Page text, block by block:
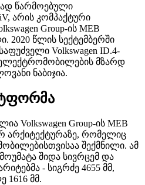
წარმოებული
არის კომპაქტური
Group-ის MEB
2020 წლის სექტემბერში
Volkswagen ID.4-
ელექტრომობილების მზარდ
ნაბიჯია.
Volkswagen Group-ის MEB
რომელიც
შექმნილი. ამ
შიდა სივრცემ და
- სიგრძე 4655 მმ,
1616 მმ.